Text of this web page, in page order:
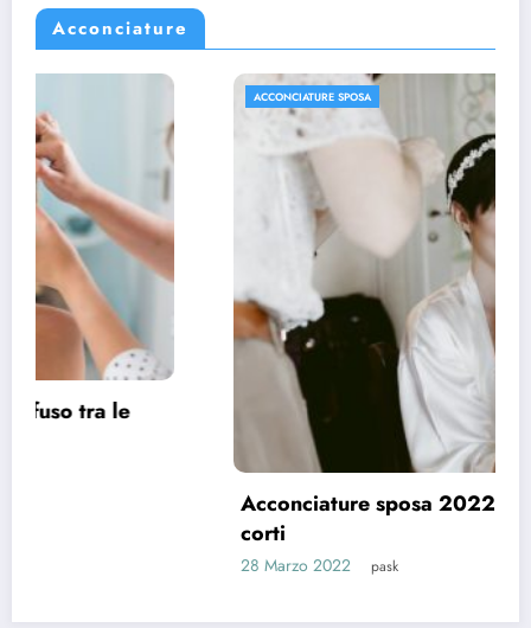
Acconciature
Acconciature sposa 2022, spazio ai capelli